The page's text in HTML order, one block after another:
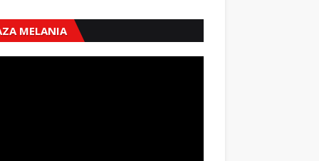
MELANIA